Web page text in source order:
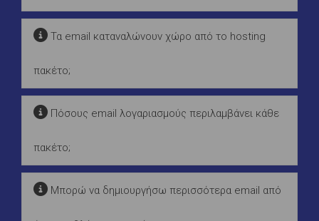
Τα email καταναλώνουν χώρο από το hosting
πακέτο;
Πόσους email λογαριασμούς περιλαμβάνει κάθε
πακέτο;
Μπορώ να δημιουργήσω περισσότερα email από